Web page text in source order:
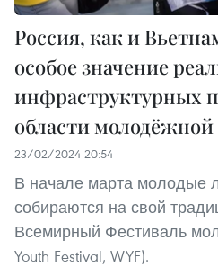
Россия, как и
особое значение
инфраструктурных
области
23/02/2024 20:54
В начале марта молодые
собираются на свой
Всемирный Фестиваль
Youth Festival, WYF).